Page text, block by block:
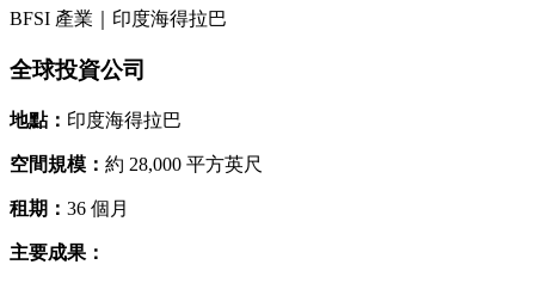
BFSI 產業｜印度海得拉巴
全球投資公司
地點： 印度海得拉巴
空間規模： 約 28,000 平方英尺
租期： 36 個月
主要成果：